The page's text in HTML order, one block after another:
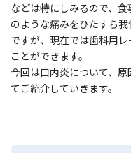
などは特にしみるので、
のような痛みをひたすら我
ですが、現在では歯科用
ことができます。
今回は口内炎について、
てご紹介していきます。